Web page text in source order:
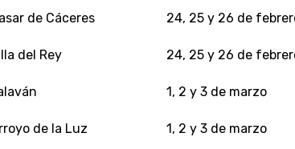
de Cáceres
del Rey
de la Luz
24, 25 y 26 de
24, 25 y 26 de
1, 2 y 3 de marzo
1, 2 y 3 de marzo